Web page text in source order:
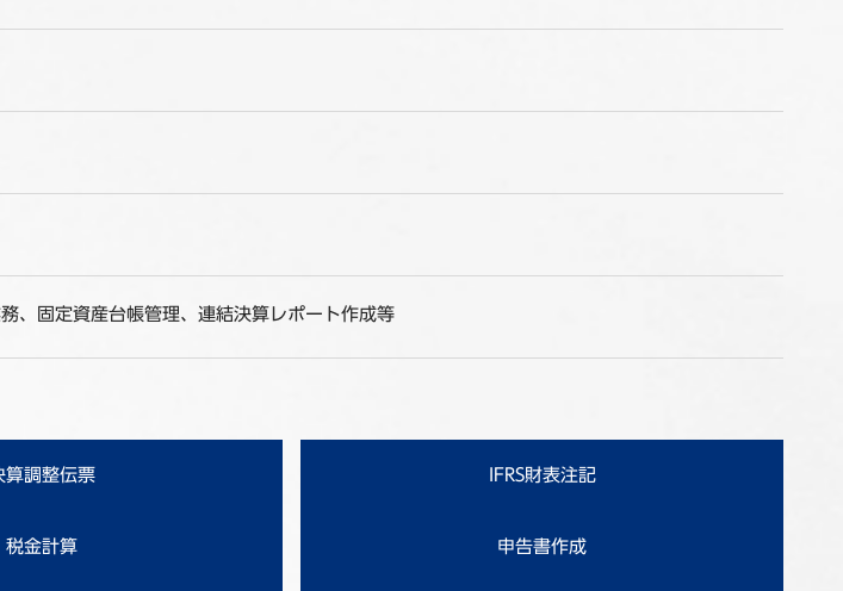
、固定資産台帳管理、連結決算レポート作成等
算調整伝票 IFRS財表注記
税金計算 申告書作成